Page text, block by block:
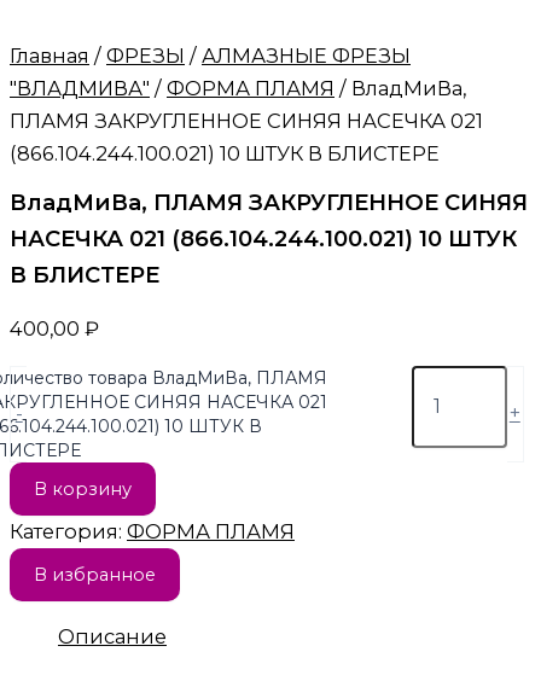
Главная / ФРЕЗЫ / АЛМАЗНЫЕ ФРЕЗЫ
"ВЛАДМИВА" / ФОРМА ПЛАМЯ / ВладМиВа,
ПЛАМЯ ЗАКРУГЛЕННОЕ СИНЯЯ НАСЕЧКА 021
(866.104.244.100.021) 10 ШТУК В БЛИСТЕРЕ
ВладМиВа, ПЛАМЯ ЗАКРУГЛЕННОЕ СИНЯЯ
НАСЕЧКА 021 (866.104.244.100.021) 10 ШТУК
В БЛИСТЕРЕ
400,00 ₽
-
товара ВладМиВа, ПЛАМЯ
СИНЯЯ НАСЕЧКА 021
10 ШТУК В
+
В корзину
Категория: ФОРМА ПЛАМЯ
В избранное
Описание